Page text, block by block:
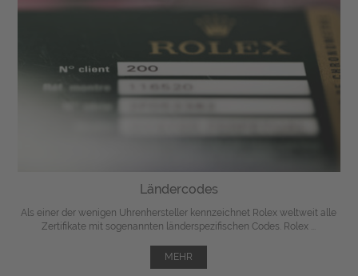
Ländercodes
Als einer der wenigen Uhrenhersteller kennzeichnet Rolex weltweit alle
Zertifikate mit sogenannten länderspezifischen Codes. Rolex ...
MEHR